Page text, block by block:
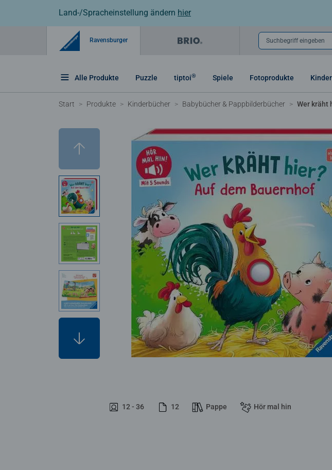
Land-/Spracheinstellung ändern hier
Ravensburger Suchbegriff eingeben
Alle Produkte Puzzle tiptoi® Spiele Fotoprodukte
Start Produkte Kinderbücher Babybücher & Pappbilderbücher Wer kräht
12 - 36 12 Pappe Hör mal hin